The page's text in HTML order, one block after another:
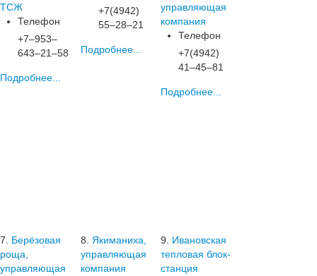
ТСЖ
Телефон
+7‒953‒
643‒21‒58
Подробнее...
+7(4942)
55‒28‒21
Подробнее...
управляющая
компания
Телефон
+7(4942)
41‒45‒81
Подробнее...
7.
Берёзовая
роща,
управляющая
8.
Якиманиха,
управляющая
компания
9.
Ивановская
тепловая блок-
станция